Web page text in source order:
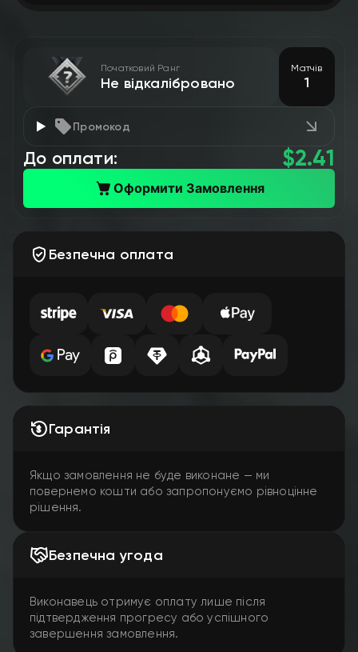
Початковий Ранг
Не відкалібровано
Матчів
1
Промокод
До оплати: 2.41
$
Оформити Замовлення
Безпечна оплата
Гарантія
Якщо замовлення не буде виконане — ми
повернемо кошти або запропонуємо рівноцінне
рішення.
Безпечна угода
Виконавець отримує оплату лише після
підтвердження прогресу або успішного
завершення замовлення.